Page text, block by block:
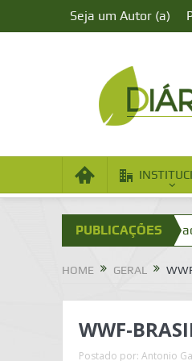
Seja um Autor (a)
PUBLICAÇÕES
Inteligentes Cidades
HOME GERAL
WWF-
Postado por: Antonio